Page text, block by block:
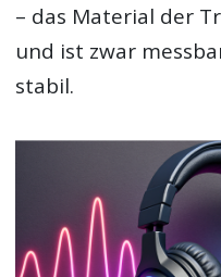
– das Material der
und ist zwar
stabil.